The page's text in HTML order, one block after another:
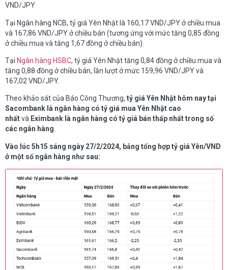
VND/JPY
Tại Ngân hàng NCB, tỷ giá Yên Nhật là 160,17 VND/JPY ở chiều mua
và 167,86 VND/JPY ở chiều bán (tương ứng với mức tăng 0,85 đồng
ở chiều mua và tăng 1,67 đồng ở chiều bán).
Tại Ngân hàng HSBC, tỷ giá Yên Nhật tăng 0,84 đồng ở chiều mua và
tăng 0,88 đồng ở chiều bán, lần lượt ở mức 159,96 VND/JPY và
167,02 VND/JPY.
Theo khảo sát của Báo Công Thương, tỷ giá Yên Nhật hôm nay tại
Sacombank là ngân hàng có tỷ giá mua Yên Nhật cao
nhấtvà Eximbank là ngân hàng có tỷ giá bán thấp nhất trong số
các ngân hàng.
Vào lúc 5h15 sáng ngày 27/2/2024, bảng tổng hợp tỷ giá Yên/VND
ở một số ngân hàng như sau: